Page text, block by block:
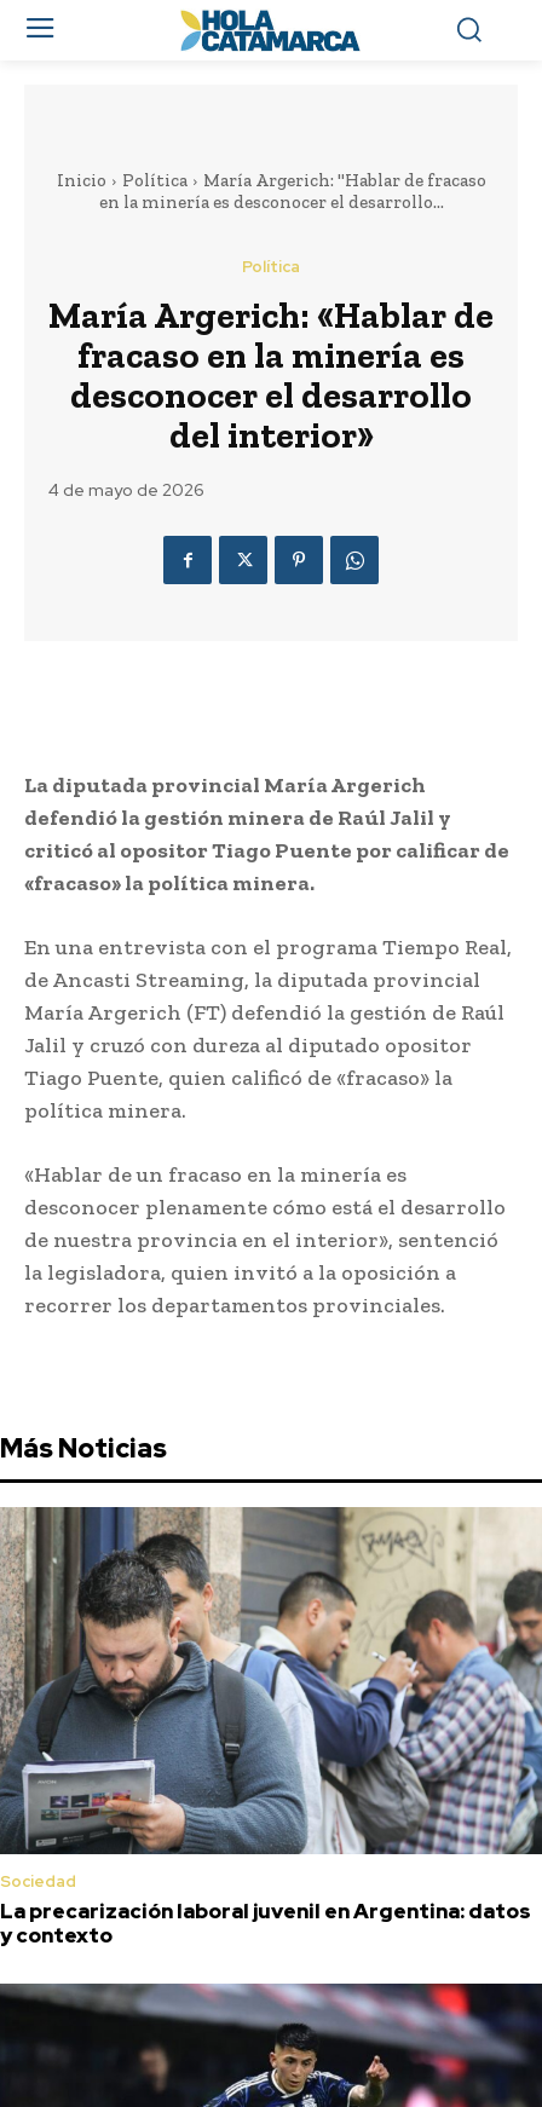
Inicio Política
María Argerich: "Hablar de fracaso
en la minería es desconocer el desarrollo...
Política
María Argerich: «Hablar de
fracaso en la minería es
desconocer el desarrollo
del interior»
4 de mayo de 2026
La diputada provincial María Argerich
defendió la gestión minera de Raúl Jalil y
criticó al opositor Tiago Puente por calificar de
«fracaso» la política minera.
En una entrevista con el programa Tiempo Real,
de Ancasti Streaming, la diputada provincial
María Argerich (FT) defendió la gestión de Raúl
Jalil y cruzó con dureza al diputado opositor
Tiago Puente, quien calificó de «fracaso» la
política minera.
«Hablar de un fracaso en la minería es
desconocer plenamente cómo está el desarrollo
de nuestra provincia en el interior», sentenció
la legisladora, quien invitó a la oposición a
recorrer los departamentos provinciales.
Más Noticias
Sociedad
La precarización laboral juvenil en Argentina: datos
y contexto